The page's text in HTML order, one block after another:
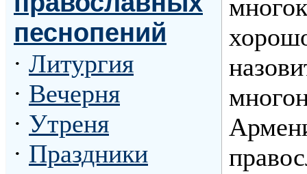
песнопений
· Литургия
· Вечерня
· Утреня
· Праздники